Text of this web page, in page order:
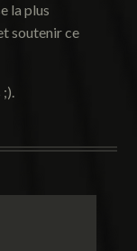
la plus
soutenir ce